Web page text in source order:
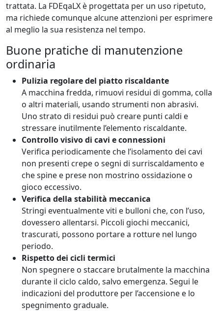
trattata. La FDEqaLX è progettata per un uso ripetuto,
ma richiede comunque alcune attenzioni per esprimere
al meglio la sua resistenza nel tempo.
Buone pratiche di manutenzione
ordinaria
Pulizia regolare del piatto riscaldante
A macchina fredda, rimuovi residui di gomma, colla
o altri materiali, usando strumenti non abrasivi.
Uno strato di residui può creare punti caldi e
stressare inutilmente l’elemento riscaldante.
Controllo visivo di cavi e connessioni
Verifica periodicamente che l’isolamento dei cavi
non presenti crepe o segni di surriscaldamento e
che spine e prese non mostrino ossidazione o
gioco eccessivo.
Verifica della stabilità meccanica
Stringi eventualmente viti e bulloni che, con l’uso,
dovessero allentarsi. Piccoli giochi meccanici,
trascurati, possono portare a rotture nel lungo
periodo.
Rispetto dei cicli termici
Non spegnere o staccare brutalmente la macchina
durante il ciclo caldo, salvo emergenza. Segui le
indicazioni del produttore per l’accensione e lo
spegnimento graduale.